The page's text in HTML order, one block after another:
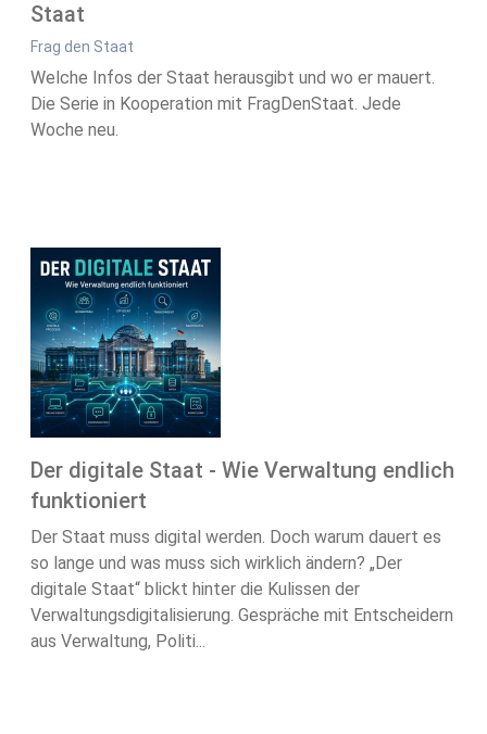
Staat
Frag den Staat
Welche Infos der Staat herausgibt und wo er mauert.
Die Serie in Kooperation mit FragDenStaat. Jede
Woche neu.
Der digitale Staat - Wie Verwaltung endlich
funktioniert
Der Staat muss digital werden. Doch warum dauert es
so lange und was muss sich wirklich ändern? „Der
digitale Staat“ blickt hinter die Kulissen der
Verwaltungsdigitalisierung. Gespräche mit Entscheidern
aus Verwaltung, Politi...